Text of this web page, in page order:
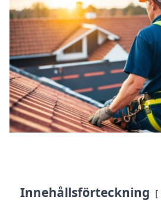
Innehållsförteckning